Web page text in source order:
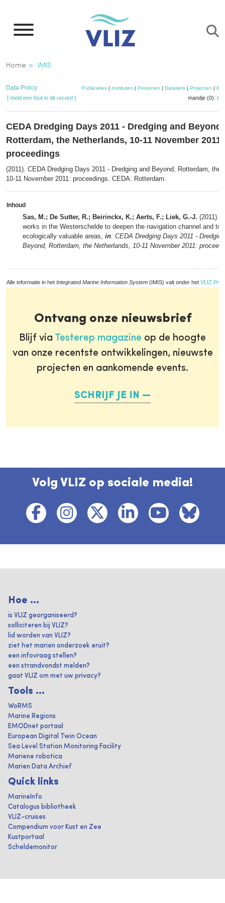
naar
inhoud
gaan
Kruimelpad
Home IMIS
Data Policy Publicaties | Instituten | Personen | Datasets | Projecten |
[ meld een fout in dit record ] mandje (0):
CEDA Dredging Days 2011 - Dredging and Beyond,
Rotterdam, the Netherlands, 10-11 November 2011:
proceedings
(2011). CEDA Dredging Days 2011 - Dredging and Beyond, Rotterdam, the
10-11 November 2011: proceedings. CEDA: Rotterdam.
Inhoud
Sas, M.; De Sutter, R.; Beirinckx, K.; Aerts, F.; Liek, G.-J. (2011).
works in the Westerschelde to deepen the navigation channel and to
ecologically valuable areas, in: CEDA Dredging Days 2011 -
Beyond, Rotterdam, the Netherlands, 10-11 November 2011:
Alle informatie in het Integrated Marine Information System (IMIS) valt onder het VLIZ
Ontvang onze nieuwsbrief
Blijf via Testerep magazine op de hoogte
van onze recentste ontwikkelingen, nieuwste
projecten en aankomende events.
SCHRIJF JE IN
Volg VLIZ op sociale media!
Hoe ...
is VLIZ georganiseerd?
solliciteren bij VLIZ?
lid worden van VLIZ?
ziet het marien onderzoek eruit?
een infovraag stellen?
een strandvondst melden?
gaat VLIZ om met uw privacy?
Tools ...
WoRMS
Marine Regions
EMODnet portaal
European Digital Twin Ocean
Sea Level Station Monitoring Facility
Mariene robotica
Marien Data Archief
Quick links
MarineInfo
Catalogus bibliotheek
VLIZ-cruises
Compendium voor Kust en Zee
Kustportaal
Scheldemonitor